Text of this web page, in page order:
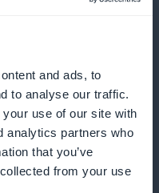
and ads, to
to analyse our traffic.
use of our site with
analytics partners who
that you’ve
from your use
widgettejä, joilla
terveyden ja